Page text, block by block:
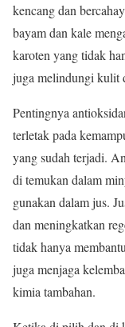
kencang dan
bayam dan kale
karoten yang tidak
juga melindungi kulit
Pentingnya
terletak pada
yang sudah terjadi.
di temukan dalam
gunakan dalam jus.
dan meningkatkan
tidak hanya
juga menjaga
kimia tambahan.